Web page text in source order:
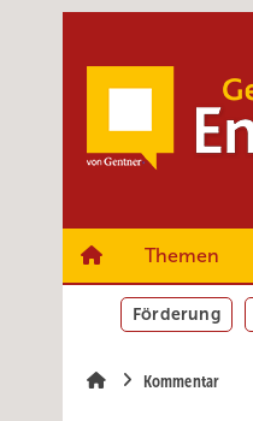
Themen
Förderung
Kommentar